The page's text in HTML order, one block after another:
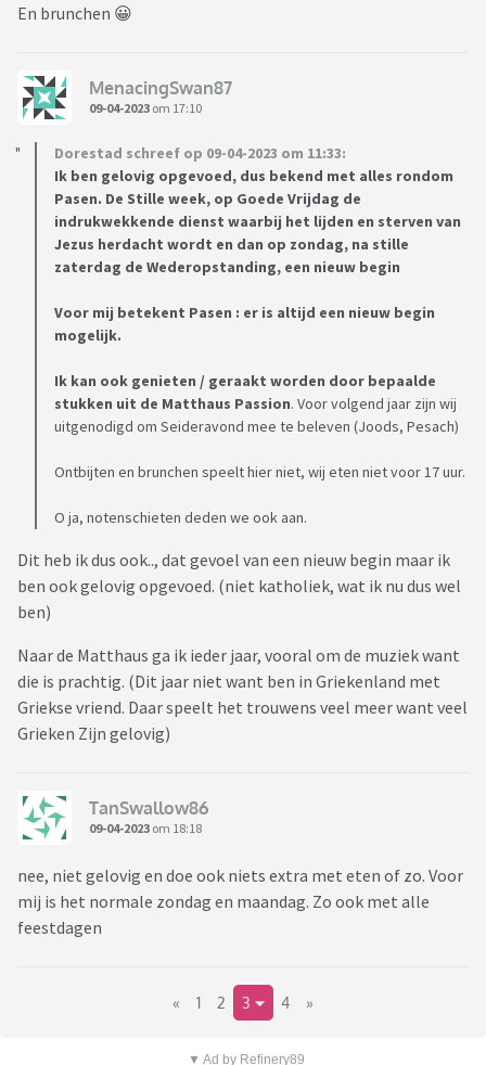
En brunchen 😀
MenacingSwan87
09-04-2023 om 17:10
Dorestad schreef op 09-04-2023 om 11:33:
Ik ben gelovig opgevoed, dus bekend met alles rondom
Pasen. De Stille week, op Goede Vrijdag de
indrukwekkende dienst waarbij het lijden en sterven van
Jezus herdacht wordt en dan op zondag, na stille
zaterdag de Wederopstanding, een nieuw begin
Voor mij betekent Pasen : er is altijd een nieuw begin
mogelijk.
Ik kan ook genieten / geraakt worden door bepaalde
stukken uit de Matthaus Passion. Voor volgend jaar zijn wij
uitgenodigd om Seideravond mee te beleven (Joods, Pesach)
Ontbijten en brunchen speelt hier niet, wij eten niet voor 17 uur.
O ja, notenschieten deden we ook aan.
Dit heb ik dus ook.., dat gevoel van een nieuw begin maar ik
ben ook gelovig opgevoed. (niet katholiek, wat ik nu dus wel
ben)
Naar de Matthaus ga ik ieder jaar, vooral om de muziek want
die is prachtig. (Dit jaar niet want ben in Griekenland met
Griekse vriend. Daar speelt het trouwens veel meer want veel
Grieken Zijn gelovig)
TanSwallow86
09-04-2023 om 18:18
nee, niet gelovig en doe ook niets extra met eten of zo. Voor
mij is het normale zondag en maandag. Zo ook met alle
feestdagen
« 1 2 3 4 »
▼ Ad by Refinery89